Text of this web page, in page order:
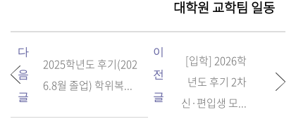
대학원 교학팀 일동
다
음
글
2025학년도 후기(202
6.8월 졸업) 학위복...
이
전
글
[입학] 2026학
년도 후기 2차
신·편입생 모...